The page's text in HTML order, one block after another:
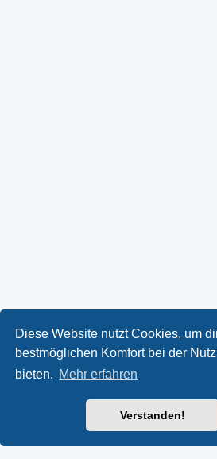
Diese Website nutzt Cookies, um
bestmöglichen Komfort bei der
bieten. Mehr erfahren
Verstanden!